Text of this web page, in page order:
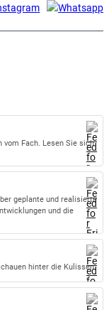
vom Fach. Lesen Sie sich
geplante und realisierte
und die
hinter die Kulissen.